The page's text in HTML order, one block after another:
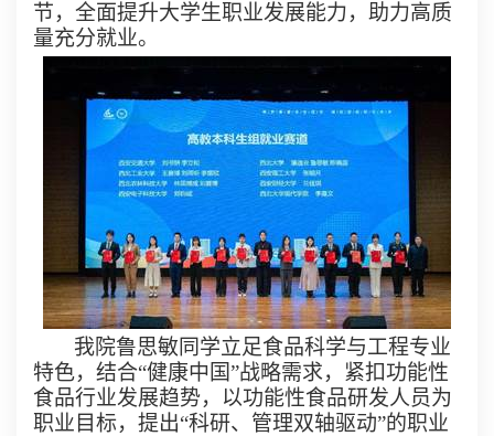
节，全面提升大学生职业发展能力，助力高质
量充分就业。
我院鲁思敏同学立足食品科学与工程专业
特色，结合“健康中国”战略需求，紧扣功能性
食品行业发展趋势，以功能性食品研发人员为
职业目标，提出“科研、管理双轴驱动”的职业